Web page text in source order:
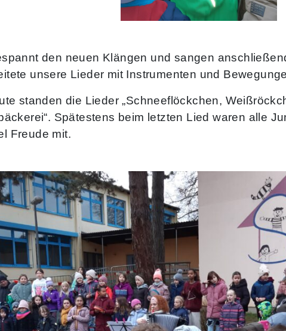
den neuen Klängen und sangen
unsere Lieder mit Instrumenten und
standen die Lieder „Schneeflöckchen,
Spätestens beim letzten Lied waren alle
Freude mit.